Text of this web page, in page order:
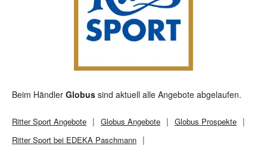
Beim Händler Globus sind aktuell alle Angebote abgelaufen.
Ritter Sport Angebote Globus Angebote Globus Prospekte
Ritter Sport bei EDEKA Paschmann